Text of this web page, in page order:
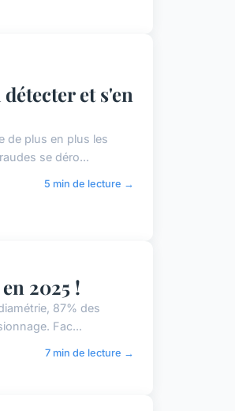
et s'en
de plus en plus les
se déro...
5 min de lecture →
2025 !
87% des
Fac...
7 min de lecture →